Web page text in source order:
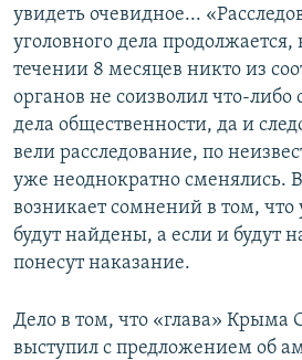
увидеть очевидное...
уголовного дела продолжается,
течении 8 месяцев никто из
органов не соизволил что-либо
дела общественности, да и
вели расследование, по
уже неоднократно сменялись.
возникает сомнений в том,
будут найдены, а если и будут
понесут наказание.
Дело в том, что «глава» Крыма
выступил с предложением об